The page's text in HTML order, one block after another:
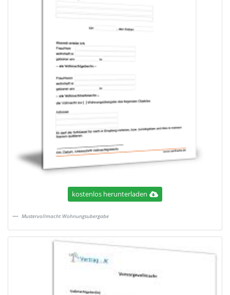
kostenlos herunterladen
Mustervollmacht Wohnungsubergabe